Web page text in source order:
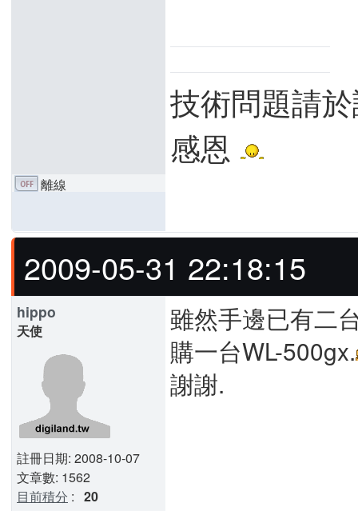
技術問題請
感恩
離線
2009-05-31 22:18:15
hippo
天使
註冊日期: 2008-10-07
文章數: 1562
目前積分 : 20
雖然手邊已有二
購一台WL-500gx.
謝謝.